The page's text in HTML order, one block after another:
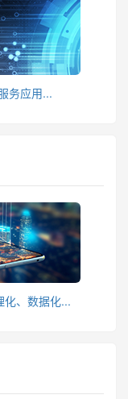
务应用...
化、数据化...